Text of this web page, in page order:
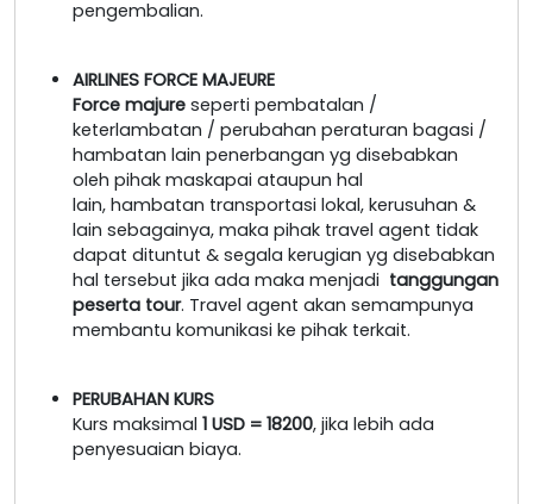
pengembalian.
AIRLINES FORCE MAJEURE
Force majure seperti pembatalan /
keterlambatan / perubahan peraturan bagasi /
hambatan lain penerbangan yg disebabkan
oleh pihak maskapai ataupun hal
lain, hambatan transportasi lokal, kerusuhan &
lain sebagainya, maka pihak travel agent tidak
dapat dituntut & segala kerugian yg disebabkan
hal tersebut jika ada maka menjadi tanggungan
peserta tour. Travel agent akan semampunya
membantu komunikasi ke pihak terkait.
PERUBAHAN KURS
Kurs maksimal 1 USD = 18200, jika lebih ada
penyesuaian biaya.